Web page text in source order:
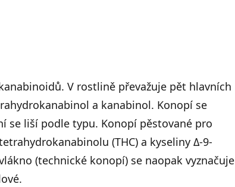
V rostlině převažuje pět hlavních
a kanabinol. Konopí se
se liší podle typu. Konopí pěstované pro
(THC) a kyseliny Δ-9-
(technické konopí) se naopak vyznačuje